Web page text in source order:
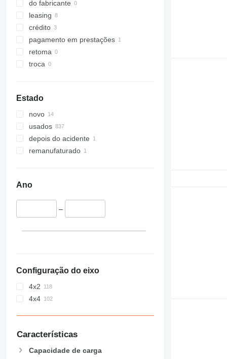
do fabricante
leasing
crédito
pagamento em prestações
retoma
troca
Estado
novo
usados
depois do acidente
remanufaturado
Ano
–
Configuração do eixo
4x2
4x4
Características
Capacidade de carga